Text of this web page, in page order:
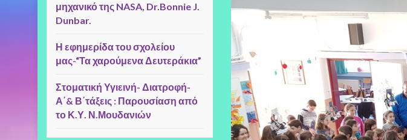
μηχανικό της NASA, Dr.Bonnie J.
Dunbar.
Η εφημερίδα του σχολείου
μας-“Τα χαρούμενα Δευτεράκια”
Στοματική Υγιεινή- Διατροφή-
Α΄& Β΄τάξεις : Παρουσίαση από
το Κ.Υ. Ν.Μουδανιών